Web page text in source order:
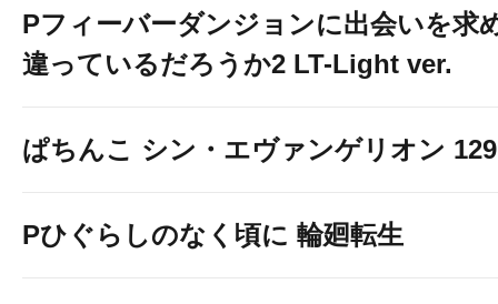
Pフィーバーダンジョンに出会いを求
違っているだろうか2 LT-Light ver.
ぱちんこ シン・エヴァンゲリオン
Pひぐらしのなく頃に 輪廻転生